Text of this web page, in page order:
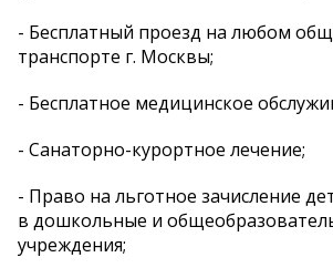
- Бесплатный проезд на любом
транспорте г. Москвы;
- Бесплатное медицинское
- Санаторно-курортное лечение;
- Право на льготное зачисление
в дошкольные и
учреждения;